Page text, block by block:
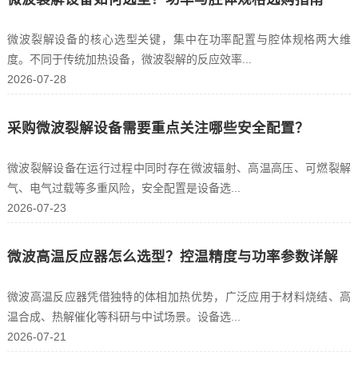
微波裂解设备的核心选型关键，集中在功率配置与腔体规格两大维
度。不同于传统加热设备，微波裂解的反应效率...
2026-07-28
采购微波裂解设备需要重点关注哪些安全配置？
微波裂解设备在运行过程中同时存在微波辐射、高温高压、可燃裂解
气、电气过载等多重风险，安全配置是设备选...
2026-07-23
微波高温反应器怎么选型？控温精度与功率参数详解
微波高温反应器凭借独特的体相加热优势，广泛应用于材料烧结、高
温合成、热解催化等科研与中试场景。设备选...
2026-07-21